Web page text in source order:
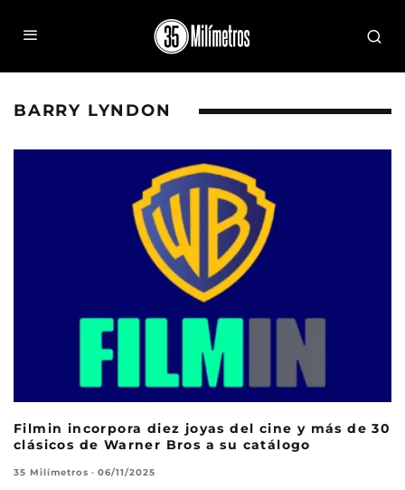
BARRY LYNDON
Filmin incorpora diez joyas del cine y más de 30
clásicos de Warner Bros a su catálogo
35 Milímetros · 06/11/2025